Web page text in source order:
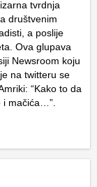
tvrdnja
društvenim
a poslije
Ova glupava
Newsroom koju
na twitteru se
“Kako to da
i mačića…”.